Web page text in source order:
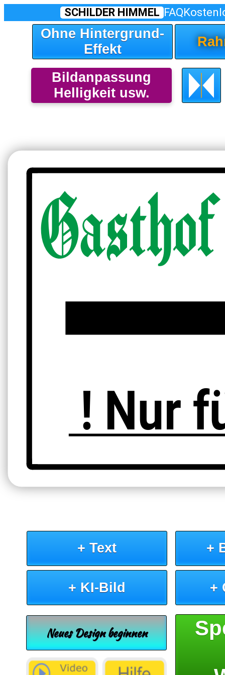
SCHILDER HIMMEL FAQ
Ohne Hintergrund-
Effekt
Bildanpassung
Helligkeit usw.
! Nur
+ Text +
+ KI-Bild +
Neues Design beginnen